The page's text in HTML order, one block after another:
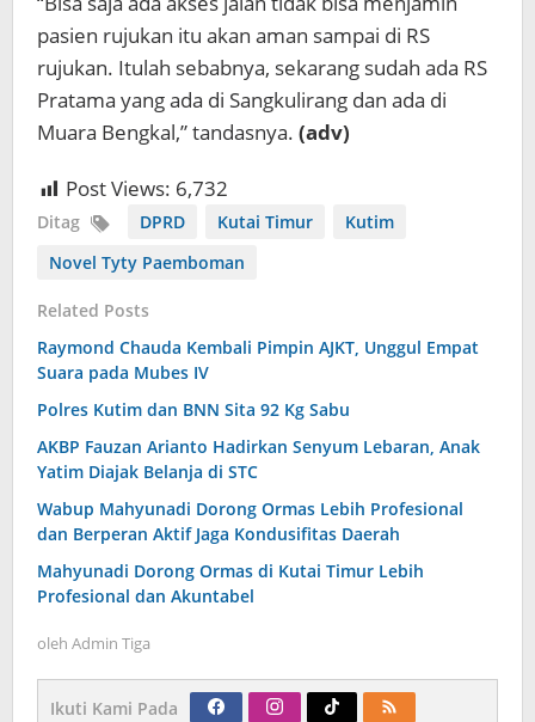
pasien rujukan itu akan aman sampai di RS
rujukan. Itulah sebabnya, sekarang sudah ada RS
Pratama yang ada di Sangkulirang dan ada di
Muara Bengkal,” tandasnya. (adv)
Post Views: 6,732
Ditag DPRD Kutai Timur
Kutim
Novel Tyty Paemboman
Related Posts
Raymond Chauda Kembali Pimpin AJKT, Unggul Empat
Suara pada Mubes IV
Polres Kutim dan BNN Sita 92 Kg Sabu
AKBP Fauzan Arianto Hadirkan Senyum Lebaran, Anak
Yatim Diajak Belanja di STC
Wabup Mahyunadi Dorong Ormas Lebih Profesional
dan Berperan Aktif Jaga Kondusifitas Daerah
Mahyunadi Dorong Ormas di Kutai Timur Lebih
Profesional dan Akuntabel
oleh Admin Tiga
Ikuti Kami Pada